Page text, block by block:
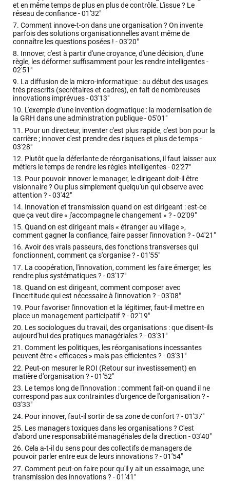
et en même temps de plus en plus de contrôle. L'issue ? Le
réseau de confiance -01'32"
7. Comment innove-t-on dans une organisation ? On invente
parfois des solutions organisationnelles avant même de
connaître les questions posées ! -03'20"
8. Innover, c'est à partir d'une croyance, d'une décision, d'une
règle, les déformer suffisamment pour les rendre intelligentes -
02'51"
9. La diffusion de la micro-informatique : au début des usages
très prescrits (secrétaires et cadres), en fait de nombreuses
innovations imprévues -03'13"
10. L'exemple d'une invention dogmatique : la modernisation de
la GRH dans une administration publique -05'01"
11. Pour un directeur, inventer c'est plus rapide, c'est bon pour la
carrière ; innover c'est prendre des risques et plus de temps -
03'28"
12. Plutôt que la déferlante de réorganisations, il faut laisser aux
métiers le temps de rendre les règles intelligentes -02'27"
13. Pour pouvoir innover le manager, le dirigeant doit-il être
visionnaire ? Ou plus simplement quelqu'un qui observe avec
attention ? -03'42"
14. Innovation et transmission quand on est dirigeant : est-ce
que ça veut dire « j'accompagne le changement » ? -02'09"
15. Quand on est dirigeant mais « étranger au village »,
comment gagner la confiance, faire passer l'innovation ? -04'21"
16. Avoir des vrais passeurs, des fonctions transverses qui
fonctionnent, comment ça s'organise ? -01'55"
17. La coopération, l'innovation, comment les faire émerger, les
rendre plus systématiques ? -03'17"
18. Quand on est dirigeant, comment composer avec
l'incertitude qui est nécessaire à l'innovation ? -03'08"
19. Pour favoriser l'innovation et la légitimer, faut-il mettre en
place un management participatif ? -02'19"
20. Les sociologues du travail, des organisations : que disent-ils
aujourd'hui des pratiques managériales ? -03'31"
21. Comment les politiques, les réorganisations incessantes
peuvent être « efficaces » mais pas efficientes ? -03'31"
22. Peut-on mesurer le ROI (Retour sur investissement) en
matière d'organisation ? -01'52"
23. Le temps long de l'innovation : comment fait-on quand il ne
correspond pas aux contraintes d'urgence de l'organisation ? -
03'33"
24. Pour innover, faut-il sortir de sa zone de confort ? -01'37"
25. Les managers toxiques dans les organisations ? C'est
d'abord une responsabilité managériales de la direction -03'40"
26. Cela a-t-il du sens pour des collectifs de managers de
pouvoir parler entre eux de leurs innovations ? -01'54"
27. Comment peut-on faire pour qu'il y ait un essaimage, une
transmission des innovations ? -01'41"